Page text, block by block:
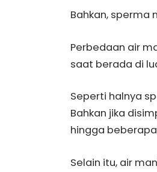
Bahkan, sperma
Perbedaan air
saat berada di
Seperti halnya
Bahkan jika
hingga
Selain itu, air